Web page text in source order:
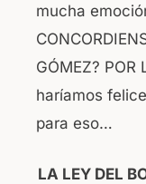
mucha
GÓMEZ? POR
haríamos
para eso…
LA LEY DEL